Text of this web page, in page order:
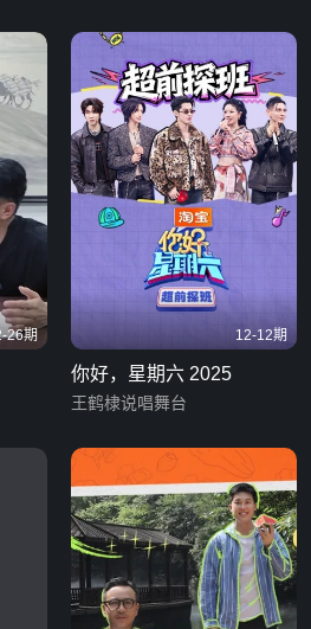
26期 12-12期
你好，星期六 2025
王鹤棣说唱舞台